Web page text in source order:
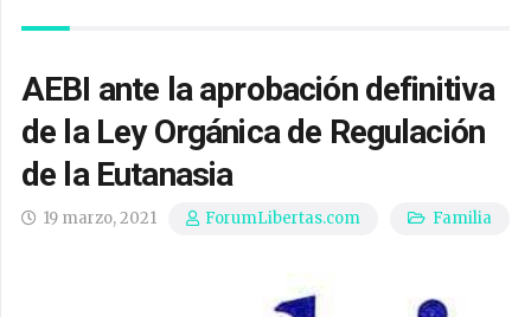
AEBI ante la aprobación definitiva
de la Ley Orgánica de Regulación
de la Eutanasia
19 marzo, 2021 ForumLibertas.com Familia